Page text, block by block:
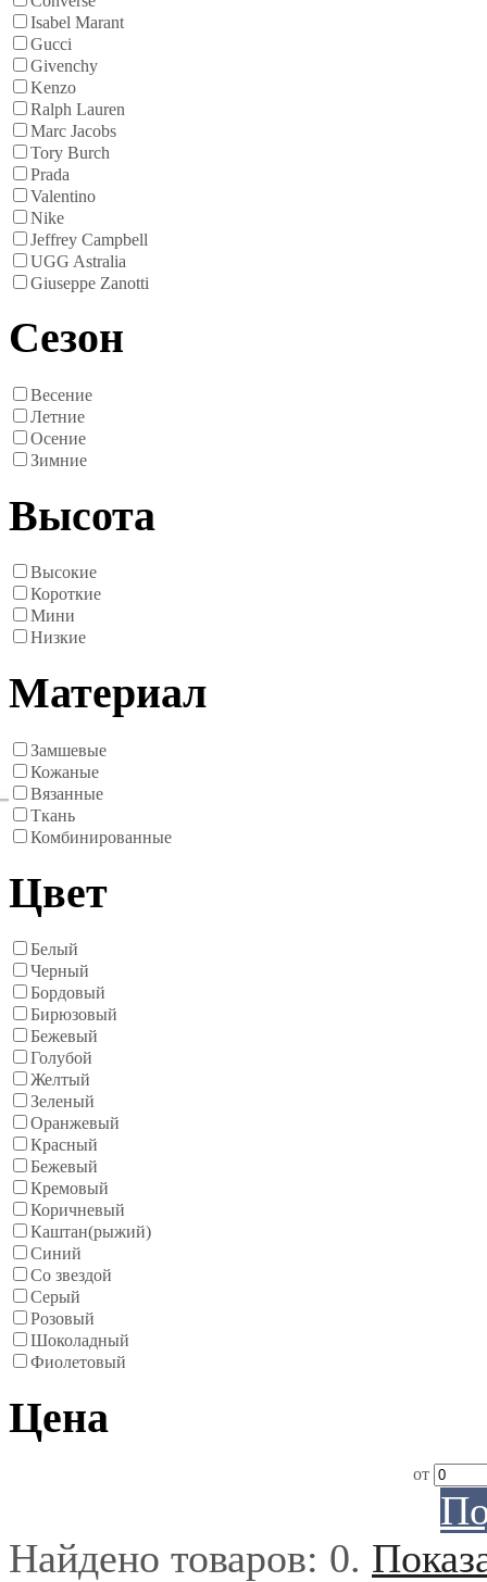
Isabel Marant
Gucci
Givenchy
Kenzo
Ralph Lauren
Marc Jacobs
Tory Burch
Prada
Valentino
Nike
Jeffrey Campbell
UGG Astralia
Giuseppe Zanotti
Сезон
Весение
Летние
Осение
Зимние
Высота
Высокие
Короткие
Мини
Низкие
Материал
Замшевые
Кожаные
Вязанные
Ткань
Комбинированные
Цвет
Белый
Черный
Бордовый
Бирюзовый
Бежевый
Голубой
Желтый
Зеленый
Оранжевый
Красный
Бежевый
Кремовый
Коричневый
Каштан(рыжий)
Синий
Со звездой
Серый
Розовый
Шоколадный
Фиолетовый
Цена
от
Найдено товаров: 0.